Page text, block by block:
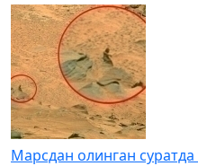
Марсдан олинган